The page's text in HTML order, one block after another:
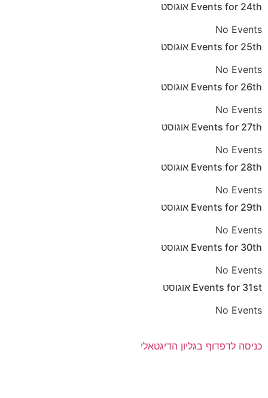
Events for 24th
אוגוסט
No Events
Events for 25th
אוגוסט
No Events
Events for 26th
אוגוסט
No Events
Events for 27th
אוגוסט
No Events
Events for 28th
אוגוסט
No Events
Events for 29th
אוגוסט
No Events
Events for 30th
אוגוסט
No Events
Events for 31st
אוגוסט
No Events
כניסה לדפדוף בגליון הדיגטאלי